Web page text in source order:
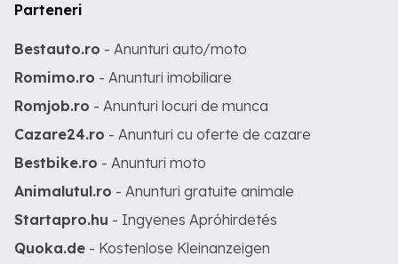
Parteneri
Bestauto.ro - Anunturi auto/moto
Romimo.ro - Anunturi imobiliare
Romjob.ro - Anunturi locuri de munca
Cazare24.ro - Anunturi cu oferte de cazare
Bestbike.ro - Anunturi moto
Animalutul.ro - Anunturi gratuite animale
Startapro.hu - Ingyenes Apróhirdetés
Quoka.de - Kostenlose Kleinanzeigen